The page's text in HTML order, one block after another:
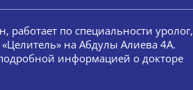
работает по специальности уролог,
на Абдулы Алиева 4А.
информацией о докторе